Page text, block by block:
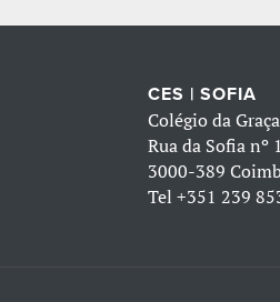
CES | SOFIA
Colégio da Graça
Rua da Sofia nº
3000-389
Tel +351 239